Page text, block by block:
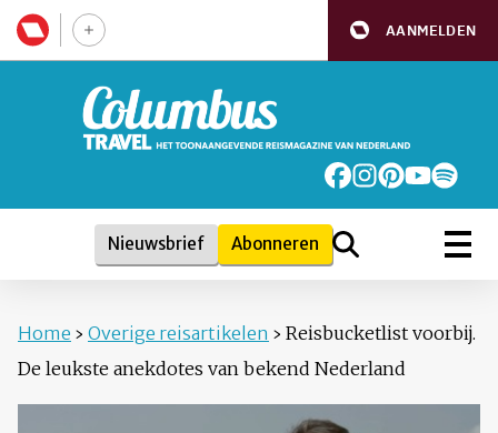
AANMELDEN
Nieuwsbrief Abonneren
Home › Overige reisartikelen › Reisbucketlist voorbij.
De leukste anekdotes van bekend Nederland